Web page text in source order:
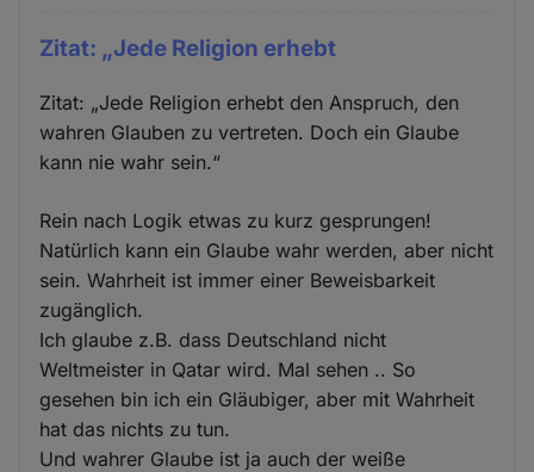
Zitat: „Jede Religion erhebt
Zitat: „Jede Religion erhebt den Anspruch, den
wahren Glauben zu vertreten. Doch ein Glaube
kann nie wahr sein.“
Rein nach Logik etwas zu kurz gesprungen!
Natürlich kann ein Glaube wahr werden, aber nicht
sein. Wahrheit ist immer einer Beweisbarkeit
zugänglich.
Ich glaube z.B. dass Deutschland nicht
Weltmeister in Qatar wird. Mal sehen .. So
gesehen bin ich ein Gläubiger, aber mit Wahrheit
hat das nichts zu tun.
Und wahrer Glaube ist ja auch der weiße